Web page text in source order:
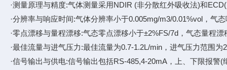
·测量原理与精度:气体测量采用NDIR (非分散红外吸收法)和
·分辨率与响应时间:气体分辨率小于0.005mg/m3/0.01%vol，气
·零点漂移与量程漂移:气态零点漂移小于±2%FS/7d，气态量程
·最佳流量与进气压力:最佳流量为0.7-1.2L/min，进气压力范围为
·信号输出与供电:信号输出包括RS-485,4-20mA，上、下限报